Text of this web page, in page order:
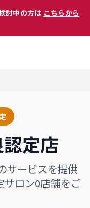
討中の方は こちらから
定店
サービスを提供
サロン0店舗をご